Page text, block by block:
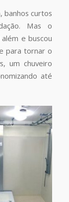
banhos curtos
Mas o
e buscou
para tornar o
um chuveiro
até